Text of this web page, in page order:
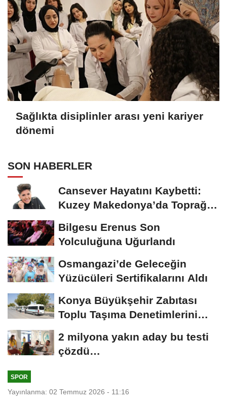
Sağlıkta disiplinler arası yeni kariyer
dönemi
SON HABERLER
Cansever Hayatını Kaybetti:
Kuzey Makedonya’da Toprağa
Bilgesu Erenus Son
Yolculuğuna Uğurlandı
Osmangazi’de Geleceğin
Yüzücüleri Sertifikalarını Aldı
Konya Büyükşehir Zabıtası
Toplu Taşıma Denetimlerini
2 milyona yakın aday bu testi
çözdü…
SPOR
Yayınlanma: 02 Temmuz 2026 - 11:16